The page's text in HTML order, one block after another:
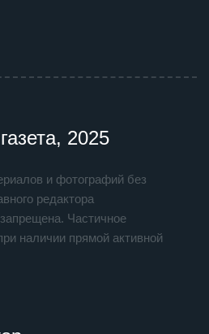
2025
и фотографий без
редактора
Частичное
наличии прямой активной